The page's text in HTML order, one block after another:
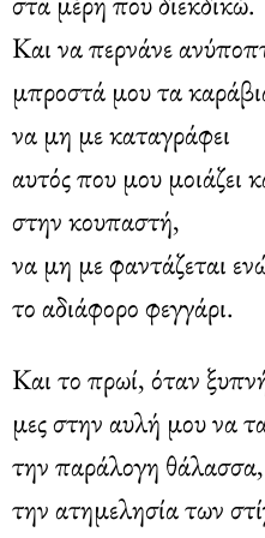
Και να περνάνε
μπροστά μου τα
να μη με καταγράφει
αυτός που μου μοιάζει
στην κουπαστή,
να μη με φαντάζεται
το αδιάφορο φεγγάρι.
Και το πρωί, όταν
μες στην αυλή μου να
την παράλογη θάλασσα,
την ατημελησία των